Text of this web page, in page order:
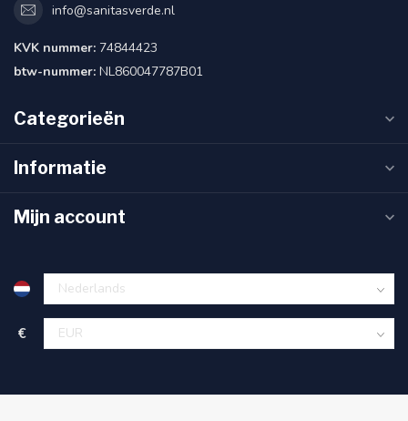
info@sanitasverde.nl
KVK nummer: 74844423
btw-nummer: NL860047787B01
Categorieën
Informatie
Mijn account
€